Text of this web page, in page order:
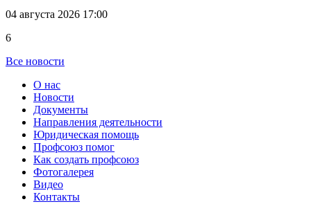
04 августа 2026 17:00
6
Все новости
О нас
Новости
Документы
Направления деятельности
Юридическая помощь
Профсоюз помог
Как создать профсоюз
Фотогалерея
Видео
Контакты